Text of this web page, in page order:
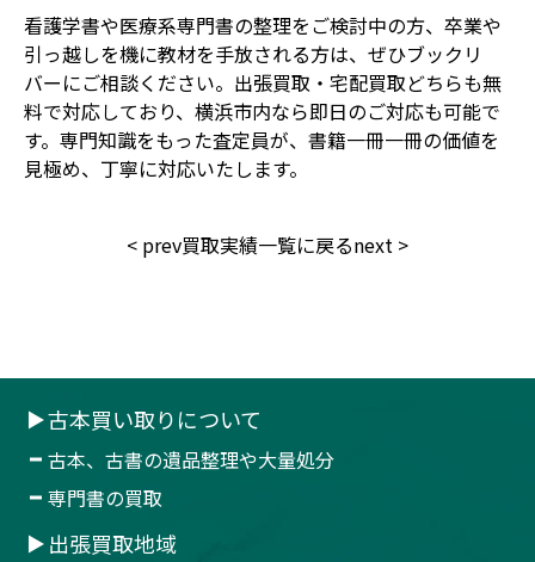
看護学書や医療系専門書の整理をご検討中の方、卒業や
引っ越しを機に教材を手放される方は、ぜひブックリ
バーにご相談ください。出張買取・宅配買取どちらも無
料で対応しており、横浜市内なら即日のご対応も可能で
す。専門知識をもった査定員が、書籍一冊一冊の価値を
見極め、丁寧に対応いたします。
< prev買取実績一覧に戻るnext >
古本買い取りについて
古本、古書の遺品整理や大量処分
専門書の買取
出張買取地域